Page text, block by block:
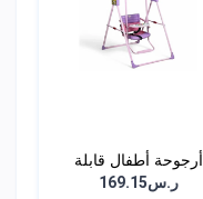
أرجوحة أطفال قابلة
للطي...ر.س169.15